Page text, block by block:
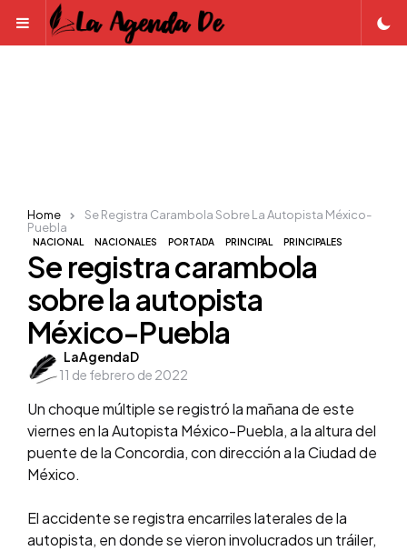
Menu
NACIONAL NACIONALES PORTADA PRINCIPAL PRINCIPALES
Se registra carambola
sobre la autopista
México-Puebla
Posted
by
LaAgendaD
11 de febrero de 2022
Home
Se Registra Carambola Sobre La Autopista México-
Puebla
Un choque múltiple se registró la mañana de este
viernes en la Autopista México-Puebla, a la altura del
puente de la Concordia, con dirección a la Ciudad de
México.
El accidente se registra encarriles laterales de la
autopista, en donde se vieron involucrados un tráiler,